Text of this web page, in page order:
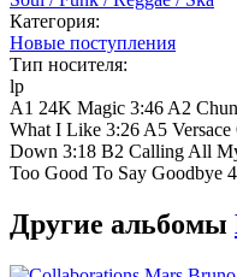
Категория:
Новые поступления
Тип носителя:
lp
A1 24K Magic 3:46 A2
What I Like 3:26 A5
Down 3:18 B2 Calling All
Too Good To Say Goodbye
Другие альбомы